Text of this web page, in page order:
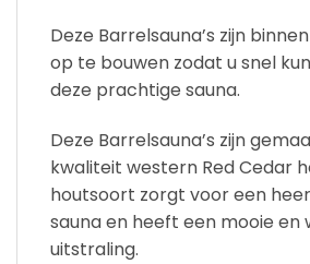
Deze Barrelsauna’s zijn
op te bouwen zodat u snel
deze prachtige sauna.
Deze Barrelsauna’s zijn
kwaliteit western Red Cedar
houtsoort zorgt voor een
sauna en heeft een mooie en
uitstraling.